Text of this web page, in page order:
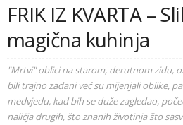
FRIK IZ KVARTA –
magična kuhinja
"Mrtvi" oblici na starom, derutnom zidu,
bili trajno zadani već su mijenjali oblike,
medvjedu, kad bih se duže zagledao,
naličja drugih, što znanih životinja što